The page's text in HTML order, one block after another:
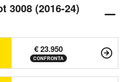
3008 (2016-24)
€ 23.950
CONFRONTA